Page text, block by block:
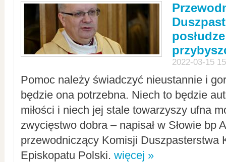
2022-03-15
Pomoc należy świadczyć nieustannie i
będzie ona potrzebna. Niech to będzie
miłości i niech jej stale towarzyszy ufna
zwycięstwo dobra – napisał w Słowie bp
przewodniczący Komisji Duszpasterstwa
Episkopatu Polski. więcej »